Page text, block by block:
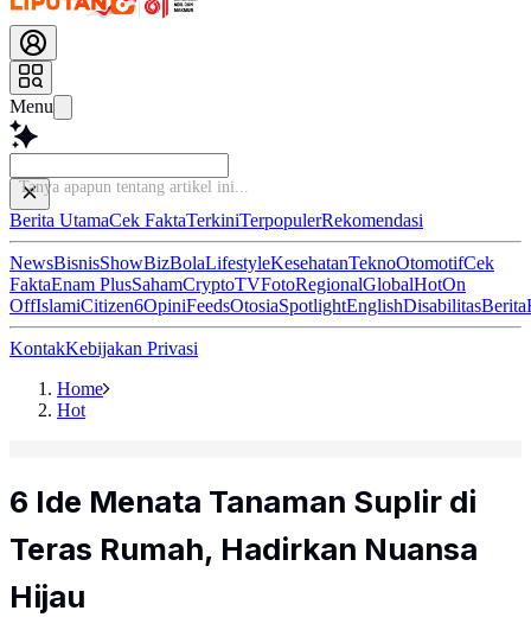
Menu
Baca leb
Berita UtamaCek FaktaTerkiniTerpopulerRekomendasi
NewsBisnisShowBizBolaLifestyleKesehatanTeknoOtomotifCek
FaktaEnam PlusSahamCryptoTVFotoRegionalGlobalHotOn
OffIslamiCitizen6OpiniFeedsOtosiaSpotlightEnglishDisabilitasBerita
KontakKebijakan Privasi
Home
Hot
6 Ide Menata Tanaman Suplir di
Teras Rumah, Hadirkan Nuansa
Hijau